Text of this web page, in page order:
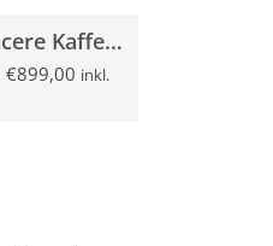
Sielaff Piacere Kaffeemaschine gebraucht
€899,00 inkl.